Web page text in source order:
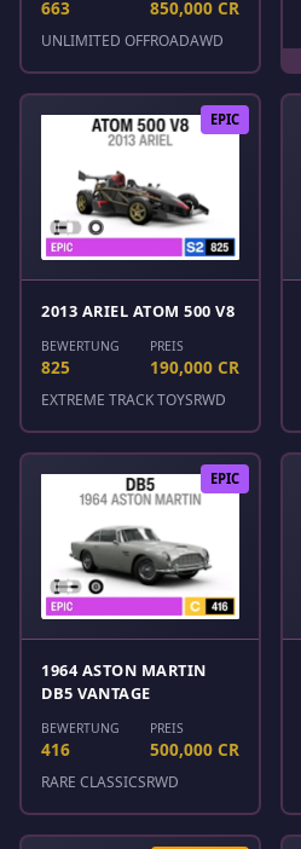
663 850,000 CR
UNLIMITED OFFROADAWD
EPIC
2013 ARIEL ATOM 500 V8
BEWERTUNG
825
PREIS
190,000 CR
EXTREME TRACK TOYSRWD
EPIC
1964 ASTON MARTIN
DB5 VANTAGE
BEWERTUNG
416
PREIS
500,000 CR
RARE CLASSICSRWD